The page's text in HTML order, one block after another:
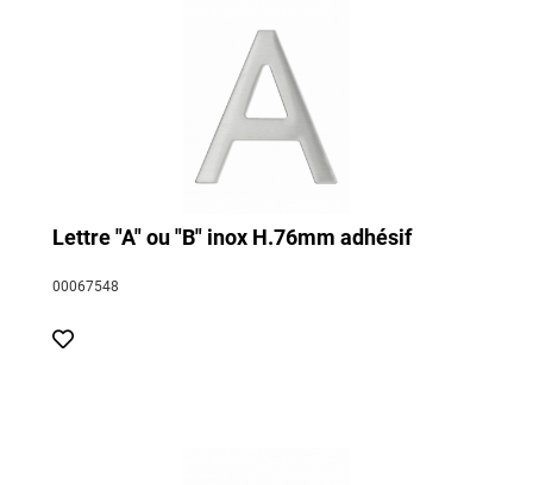
Lettre "A" ou "B" inox H.76mm adhésif
00067548